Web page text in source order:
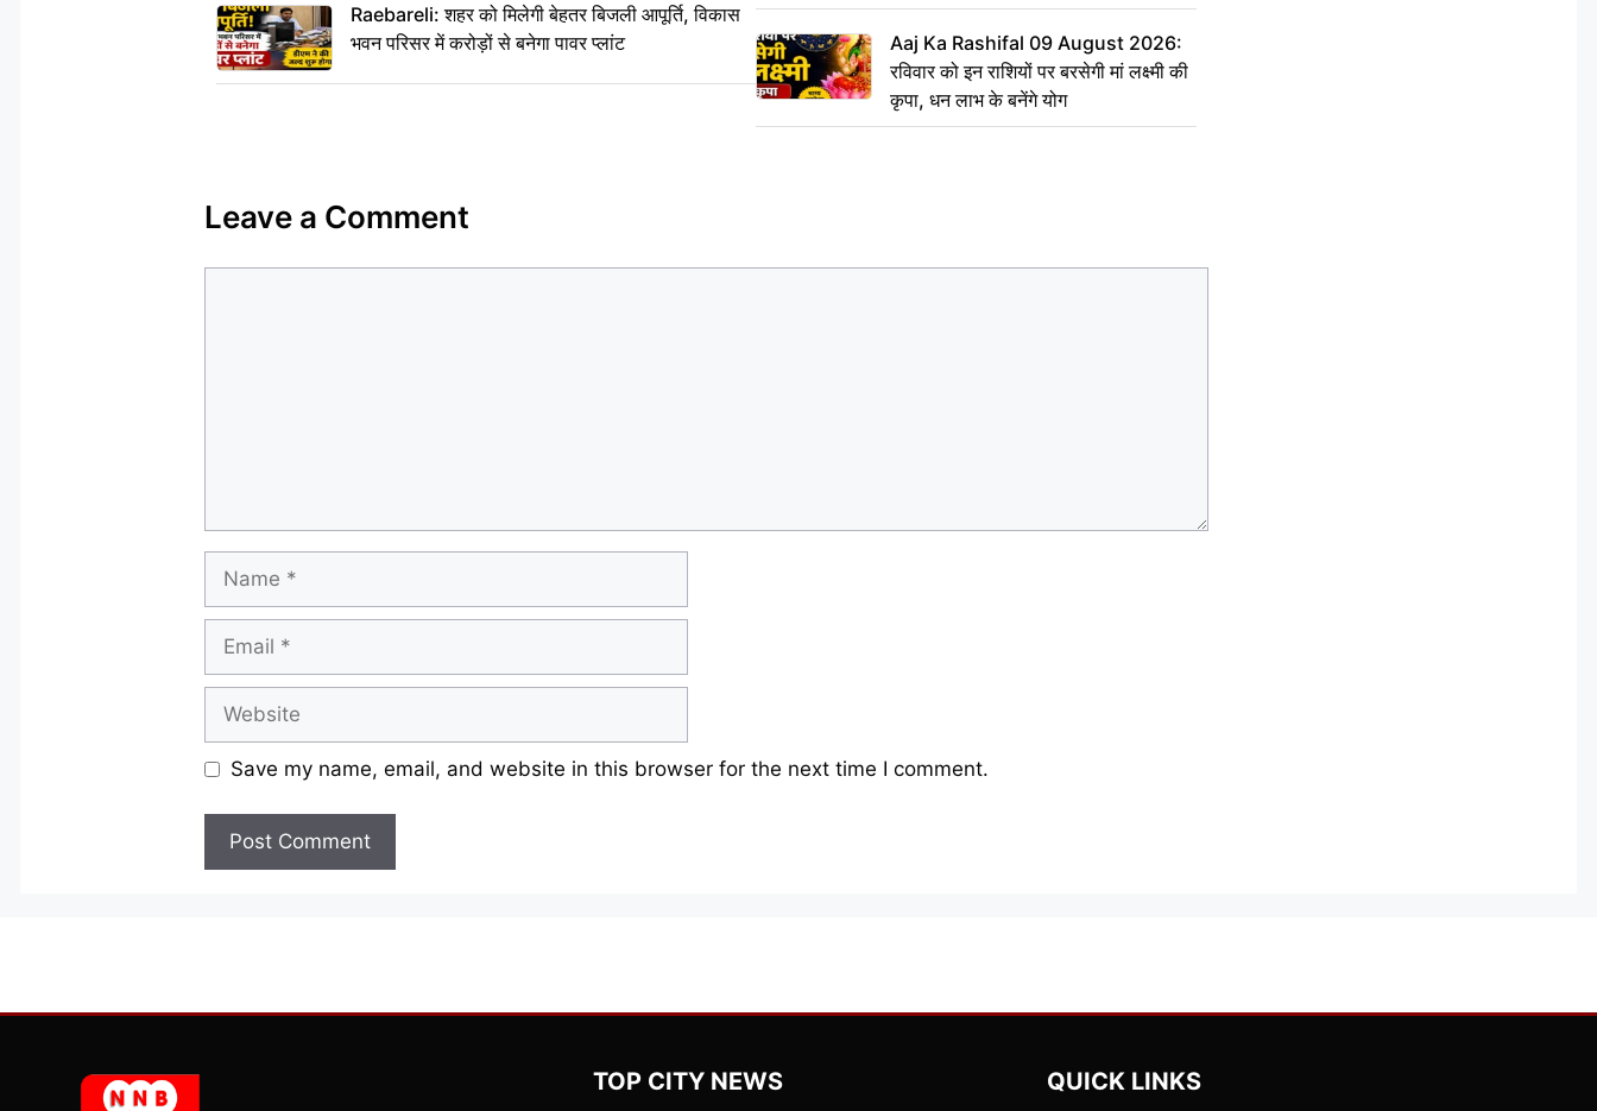
Raebareli: शहर को मिलेगी बेहतर बिजली आपूर्ति, विकास
भवन परिसर में करोड़ों से बनेगा पावर प्लांट
Aaj Ka Rashifal 09 August 2026:
रविवार को इन राशियों पर बरसेगी मां लक्ष्मी की
कृपा, धन लाभ के बनेंगे योग
Leave a Comment
Save my name, email, and website in this browser for the next time I comment.
TOP CITY NEWS QUICK LINKS